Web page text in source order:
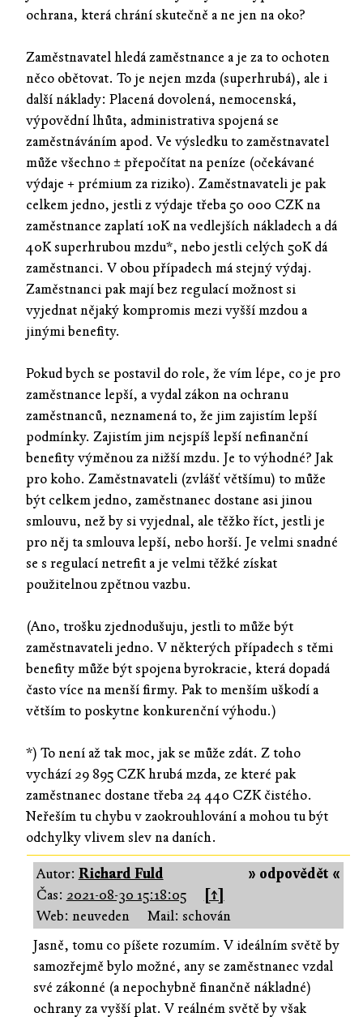
ochrana, která chrání skutečně a ne jen na oko?
Zaměstnavatel hledá zaměstnance a je za to ochoten
něco obětovat. To je nejen mzda (superhrubá), ale i
další náklady: Placená dovolená, nemocenská,
výpovědní lhůta, administrativa spojená se
zaměstnáváním apod. Ve výsledku to zaměstnavatel
může všechno ± přepočítat na peníze (očekávané
výdaje + prémium za riziko). Zaměstnavateli je pak
celkem jedno, jestli z výdaje třeba 50 000 CZK na
zaměstnance zaplatí 10K na vedlejších nákladech a dá
40K superhrubou mzdu*, nebo jestli celých 50K dá
zaměstnanci. V obou případech má stejný výdaj.
Zaměstnanci pak mají bez regulací možnost si
vyjednat nějaký kompromis mezi vyšší mzdou a
jinými benefity.
Pokud bych se postavil do role, že vím lépe, co je pro
zaměstnance lepší, a vydal zákon na ochranu
zaměstnanců, neznamená to, že jim zajistím lepší
podmínky. Zajistím jim nejspíš lepší nefinanční
benefity výměnou za nižší mzdu. Je to výhodné? Jak
pro koho. Zaměstnavateli (zvlášť většímu) to může
být celkem jedno, zaměstnanec dostane asi jinou
smlouvu, než by si vyjednal, ale těžko říct, jestli je
pro něj ta smlouva lepší, nebo horší. Je velmi snadné
se s regulací netrefit a je velmi těžké získat
použitelnou zpětnou vazbu.
(Ano, trošku zjednodušuju, jestli to může být
zaměstnavateli jedno. V některých případech s těmi
benefity může být spojena byrokracie, která dopadá
často více na menší firmy. Pak to menším uškodí a
větším to poskytne konkurenční výhodu.)
*) To není až tak moc, jak se může zdát. Z toho
vychází 29 895 CZK hrubá mzda, ze které pak
zaměstnanec dostane třeba 24 440 CZK čistého.
Neřeším tu chybu v zaokrouhlování a mohou tu být
odchylky vlivem slev na daních.
» odpovědět «
Autor: Richard Fuld
Čas: 2021-08-30 15:18:05
[↑]
Web: neuveden
Mail: schován
Jasně, tomu co píšete rozumím. V ideálním světě by
samozřejmě bylo možné, any se zaměstnanec vzdal
své zákonné (a nepochybně finančně nákladné)
ochrany za vyšší plat. V reálném světě by však